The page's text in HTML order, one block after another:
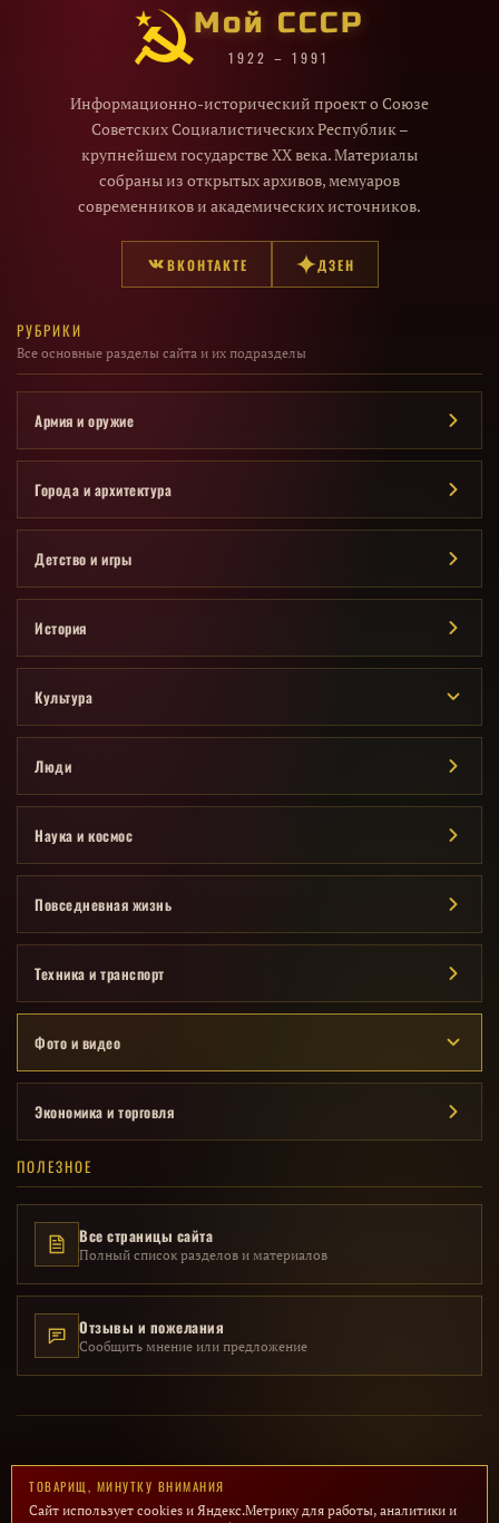
Мой СССР
1922 – 1991
Информационно-исторический проект о Союзе
Советских Социалистических Республик –
крупнейшем государстве XX века. Материалы
собраны из открытых архивов, мемуаров
современников и академических источников.
ВКОНТАКТЕ ДЗЕН
РУБРИКИ
Все основные разделы сайта и их подразделы
Армия и оружие
Города и архитектура
Детство и игры
История
Культура
Люди
Наука и космос
Повседневная жизнь
Техника и транспорт
Фото и видео
Экономика и торговля
ПОЛЕЗНОЕ
Все страницы сайта
Полный список разделов и материалов
Отзывы и пожелания
Сообщить мнение или предложение
© 2014 – 2026 · Исторический проект «Мой СССР» · Все материалы
представлены в образовательных целях
ТОВАРИЩ, МИНУТКУ ВНИМАНИЯ
Сайт использует cookies и Яндекс.Метрику для работы, аналитики и